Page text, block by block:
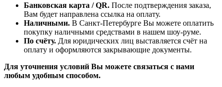
Банковская карта / QR. После подтверждения заказа,
Вам будет направлена ссылка на оплату.
Наличными. В Санкт-Петербурге Вы можете оплатить
покупку наличными средствами в нашем шоу-руме.
По счёту. Для юридических лиц выставляется счёт на
оплату и оформляются закрывающие документы.
Для уточнения условий Вы можете связаться с нами
любым удобным способом.